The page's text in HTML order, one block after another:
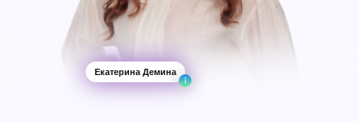
Екатерина Демина